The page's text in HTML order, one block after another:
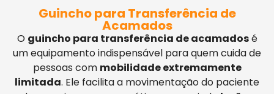
Guincho para Transferência de
Acamados
O guincho para transferência de acamadosé
um equipamento indispensável para quem cuida de
pessoas com mobilidade extremamente
limitada. Ele facilita a movimentação do paciente